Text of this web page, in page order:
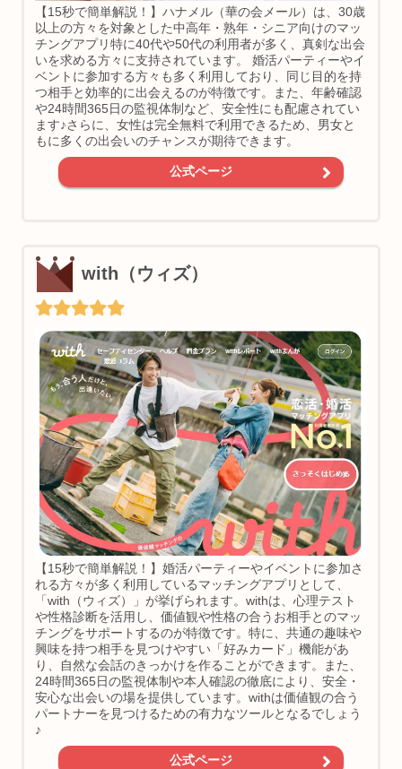
【15秒で簡単解説！】ハナメル（華の会メール）は、30歳
以上の方々を対象とした中高年・熟年・シニア向けのマッ
チングアプリ特に40代や50代の利用者が多く、真剣な出会
いを求める方々に支持されています。 婚活パーティーやイ
ベントに参加する方々も多く利用しており、同じ目的を持
つ相手と効率的に出会えるのが特徴です。また、年齢確認
や24時間365日の監視体制など、安全性にも配慮されてい
ます♪さらに、女性は完全無料で利用できるため、男女と
もに多くの出会いのチャンスが期待できます。
公式ページ
with（ウィズ）
【15秒で簡単解説！】婚活パーティーやイベントに参加さ
れる方々が多く利用しているマッチングアプリとして、
「with（ウィズ）」が挙げられます。withは、心理テスト
や性格診断を活用し、価値観や性格の合うお相手とのマッ
チングをサポートするのが特徴です。特に、共通の趣味や
興味を持つ相手を見つけやすい「好みカード」機能があ
り、自然な会話のきっかけを作ることができます。また、
24時間365日の監視体制や本人確認の徹底により、安全・
安心な出会いの場を提供しています。withは価値観の合う
パートナーを見つけるための有力なツールとなるでしょう
♪
公式ページ